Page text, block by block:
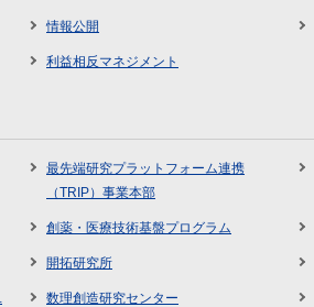
情報公開
利益相反マネジメント
最先端研究プラットフォーム連携
（TRIP）事業本部
創薬・医療技術基盤プログラム
開拓研究所
数理創造研究センター